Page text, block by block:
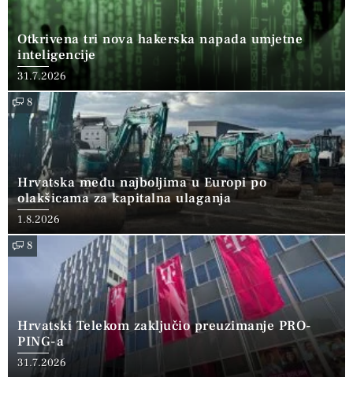
Otkrivena tri nova hakerska napada umjetne
inteligencije
31.7.2026
8
Hrvatska među najboljima u Europi po
olakšicama za kapitalna ulaganja
1.8.2026
8
Hrvatski Telekom zaključio preuzimanje PRO-
PING-a
31.7.2026